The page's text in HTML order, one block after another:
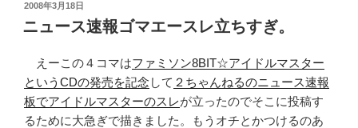
ー
ち
の
お
誕
投
日:
2008年3月18日
ニュース速報ゴマエースレ立ちすぎ。
えーこの４コマはファミソン8BIT☆アイドルマスター
というCDの発売を記念 して ２ちゃんねるのニュース速報
板でアイドルマスターのスレが立ったのでそこに投稿す
るために大急ぎで描きました。もうオチとかつけるのあ